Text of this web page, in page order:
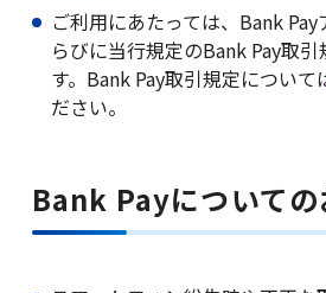
ご利用にあたっては、Bank
らびに当行規定のBank Pay取
す。Bank Pay取引規定について
ださい。
Bank Payについて